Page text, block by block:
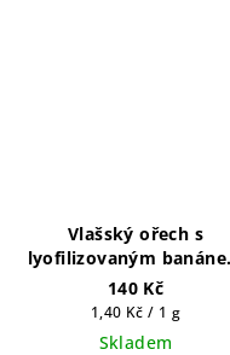
Vlašský ořech s
lyofilizovaným
100g
140 Kč
Měrná
cena:
1,40 Kč / 1 g
Skladem